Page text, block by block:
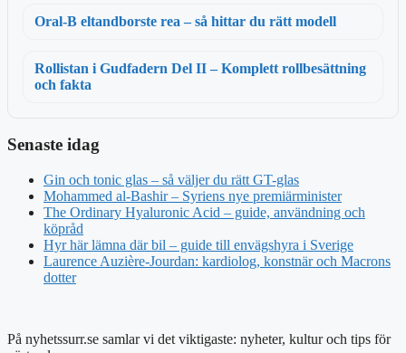
Oral-B eltandborste rea – så hittar du rätt modell
Rollistan i Gudfadern Del II – Komplett rollbesättning
och fakta
Senaste idag
Gin och tonic glas – så väljer du rätt GT-glas
Mohammed al-Bashir – Syriens nye premiärminister
The Ordinary Hyaluronic Acid – guide, användning och
köpråd
Hyr här lämna där bil – guide till envägshyra i Sverige
Laurence Auzière-Jourdan: kardiolog, konstnär och Macrons
dotter
På nyhetssurr.se samlar vi det viktigaste: nyheter, kultur och tips för